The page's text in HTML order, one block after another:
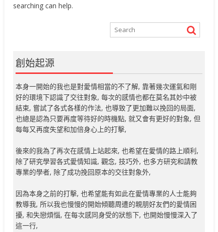
searching can help.
創始起源
本身一開始的我也是對愛情相當的不了解, 靠著幾次運氣和剛
好的環境下認識了交往對象, 每次的感情也都在莫名其妙中被
結束, 嘗試了各式各樣的作法, 也導致了更加難以挽回的局面,
也總是認為只要再度等待好的時機點, 就又會有更好的對象, 但
每每又再度失望和加倍身心上的打擊,
後來的我為了再次在感情上站起來, 也希望在愛情的路上順利,
除了研究學習各式愛情知識, 觀念, 技巧外, 也多方研究和請教
專業的學者, 除了成功挽回原本的交往對象外,
因為本身之前的打擊, 也希望能有如此在愛情專業的人士能夠
教導我, 所以我也慢慢的開始傾聽周遭的親朋好友們的愛情困
擾, 和失戀煩惱, 在每次感同身受的狀態下, 也開始慢慢深入了
這一行,